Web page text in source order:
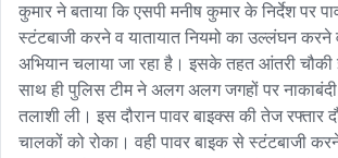
कुमार ने बताया कि एसपी मनीष कुमार के निर्देश पर
स्टंटबाजी करने व यातायात नियमो का उल्लंघन
अभियान चलाया जा रहा है। इसके तहत आंतरी चौकी
साथ ही पुलिस टीम ने अलग अलग जगहों पर नाकाबंदी
तलाशी ली। इस दौरान पावर बाइक्स की तेज रफ्तार
चालकों को रोका। वही पावर बाइक से स्टंटबाजी